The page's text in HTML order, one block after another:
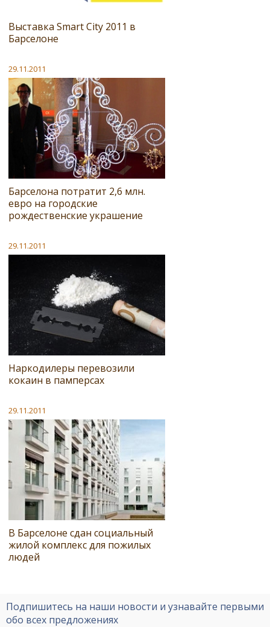
Выставка Smart City 2011 в
Барселоне
29.11.2011
Барселона потратит 2,6 млн.
евро на городские
рождественские украшение
29.11.2011
Наркодилеры перевозили
кокаин в памперсах
29.11.2011
В Барселоне сдан социальный
жилой комплекс для пожилых
людей
Подпишитесь на наши новости и узнавайте первыми
обо всех предложениях